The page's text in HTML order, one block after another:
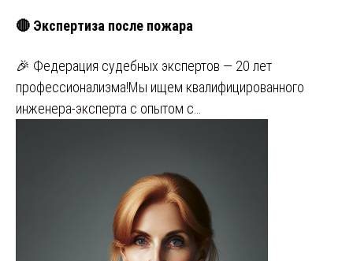
🔴 Экспертиза после пожара
🎉 Федерация судебных экспертов — 20 лет
профессионализма!Мы ищем квалифицированного
инженера-эксперта с опытом с…